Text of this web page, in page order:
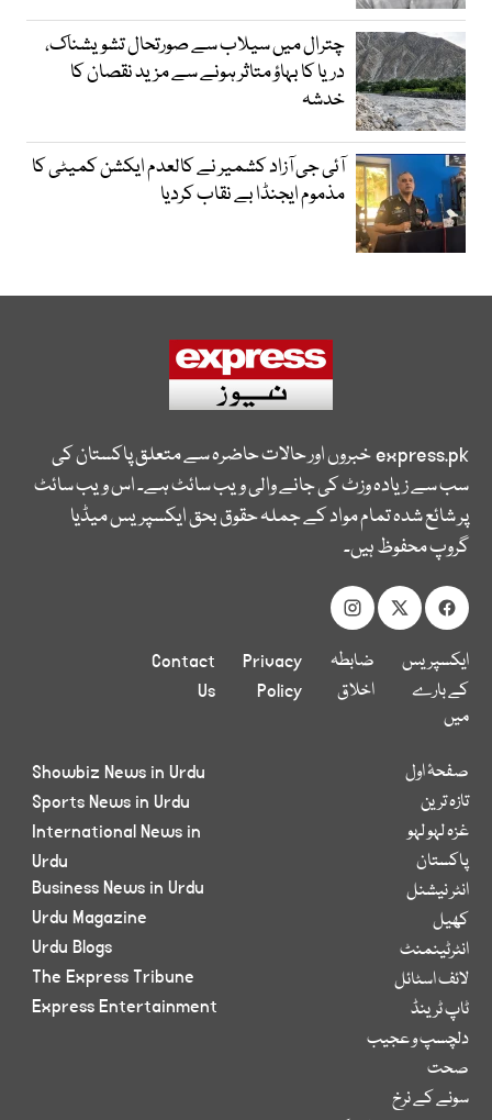
چترال میں سیلاب سے صورتحال تشویشناک،
دریا کا بہاؤ متاثر ہونے سے مزید نقصان کا
خدشہ
آئی جی آزاد کشمیر نے کالعدم ایکشن کمیٹی کا
مذموم ایجنڈا بے نقاب کردیا
express.pkخبروں اور حالات حاضرہ سے متعلق پاکستان کی
سب سے زیادہ وزٹ کی جانے والی ویب سائٹ ہے۔ اس ویب سائٹ
پر شائع شدہ تمام مواد کے جملہ حقوق بحق ایکسپریس میڈیا
گروپ محفوظ ہیں۔
ایکسپریس
کے بارے
میں
ضابطہ
اخلاق
Privacy
Policy
Contact
Us
صفحۂ اول
تازہ ترین
غزہ لہو لہو
پاکستان
انٹر نیشنل
کھیل
انٹرٹینمنٹ
لائف اسٹائل
ٹاپ ٹرینڈ
دلچسپ و عجیب
صحت
سونے کے نرخ
Showbiz News in Urdu
Sports News in Urdu
International News in
Urdu
Business News in Urdu
Urdu Magazine
Urdu Blogs
The Express Tribune
Express Entertainment